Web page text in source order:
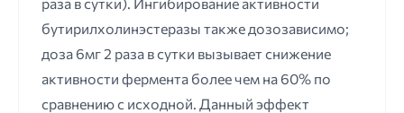
бутирилхолинэстеразы также дозозависимо;
доза 6мг 2 раза в сутки вызывает снижение
активности фермента более чем на 60% по
сравнению с исходной. Данный эффект